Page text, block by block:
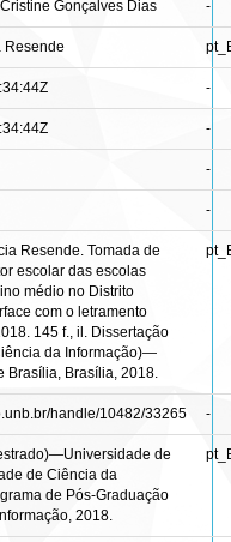
Gonçalves Dias -
Resende
-
-
-
-
Resende. Tomada de
escolar das escolas
médio no Distrito
com o letramento
145 f., il. Dissertação
da Informação)—
Brasília, Brasília, 2018.
handle/10482/33265 -
de
de Ciência da
de Pós-Graduação
2018.